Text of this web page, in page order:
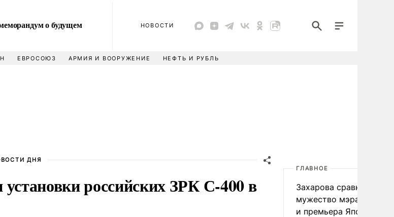
о будущем
НОВОСТИ
ЕВРОСОЮЗ АРМИЯ И ВООРУЖЕНИЕ НЕФТЬ И РУБЛЬ
ДНЯ
российских ЗРК С-400 в
ГЛАВНОЕ
Захарова сравнила
мужество мэра
и премьера Японии